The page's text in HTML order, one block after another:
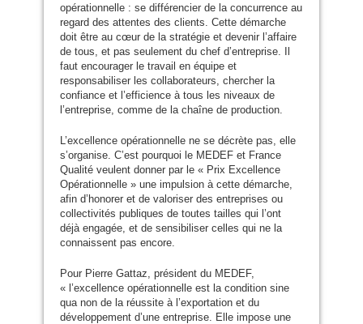
opérationnelle : se différencier de la concurrence au
regard des attentes des clients. Cette démarche
doit être au cœur de la stratégie et devenir l’affaire
de tous, et pas seulement du chef d’entreprise. Il
faut encourager le travail en équipe et
responsabiliser les collaborateurs, chercher la
confiance et l’efficience à tous les niveaux de
l’entreprise, comme de la chaîne de production.
L’excellence opérationnelle ne se décrète pas, elle
s’organise. C’est pourquoi le MEDEF et France
Qualité veulent donner par le « Prix Excellence
Opérationnelle » une impulsion à cette démarche,
afin d’honorer et de valoriser des entreprises ou
collectivités publiques de toutes tailles qui l’ont
déjà engagée, et de sensibiliser celles qui ne la
connaissent pas encore.
Pour Pierre Gattaz, président du MEDEF,
« l’excellence opérationnelle est la condition sine
qua non de la réussite à l’exportation et du
développement d’une entreprise. Elle impose une